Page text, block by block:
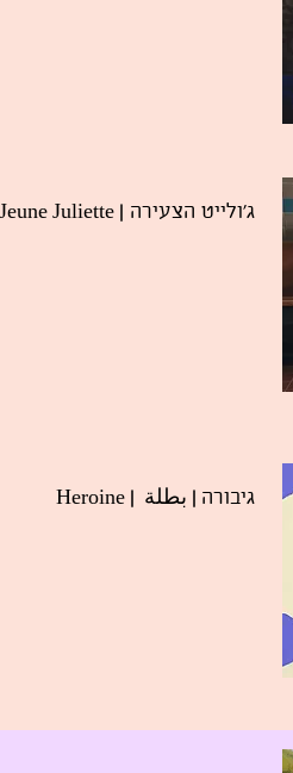
ג'ולייט הצעירה | Le Jeune Juliette
גיבורה | بطلة | Heroine